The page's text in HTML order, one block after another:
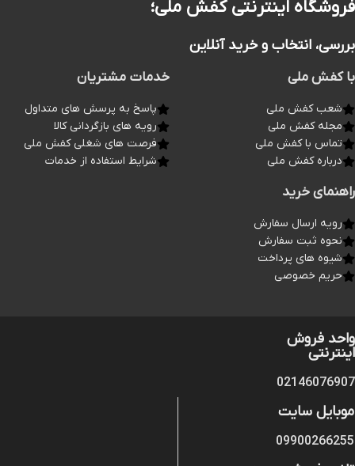
فروشگاه اینترنتی کفش ملی؛
بررسی، انتخاب و خرید آنلاین
با کفش ملی
شعب کفش ملی
مجله کفش ملی
تماس با کفش ملی
درباره کفش ملی
خدمات مشتریان
پاسخ به پرسش های متداول
رویه های بازگردانی کالا
فرصت های شغلی کفش ملی
شرایط استفاده از خدمات
راهنمای خرید
رویه ارسال سفارش
نحوه ثبت سفارش
شیوه های پرداخت
حریم خصوصی
واحد فروش
اینترنتی
02146076907
موبایل سایت
09900266255